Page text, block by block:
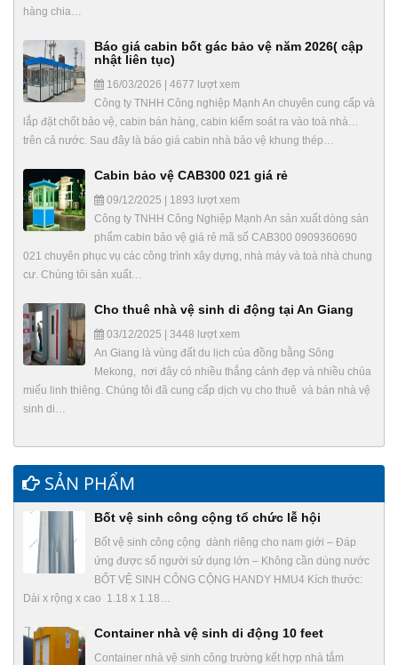
hàng chia…
Báo giá cabin bốt gác bảo vệ năm 2026( cập
nhật liên tục)
16/03/2026 | 4677 lượt xem
Công ty TNHH Công nghiệp Mạnh An chuyên cung cấp và
lắp đặt chốt bảo vệ, cabin bán hàng, cabin kiểm soát ra vào toà nhà…
trên cả nước. Sau đây là báo giá cabin nhà bảo vệ khung thép…
Cabin bảo vệ CAB300 021 giá rẻ
09/12/2025 | 1893 lượt xem
Công ty TNHH Công Nghiệp Mạnh An sản xuất dòng sản
phẩm cabin bảo vệ giá rẻ mã số CAB300 0909360690
021 chuyên phục vụ các công trình xây dựng, nhà máy và toà nhà chung
cư. Chúng tôi sản xuất…
Cho thuê nhà vệ sinh di động tại An Giang
03/12/2025 | 3448 lượt xem
An Giang là vùng đất du lịch của đồng bằng Sông
Mekong, nơi đây có nhiều thắng cảnh đẹp và nhiều chùa
miếu linh thiêng. Chúng tôi đã cung cấp dịch vụ cho thuê và bán nhà vệ
sinh di…
SẢN PHẨM
Bốt vệ sinh công cộng tổ chức lễ hội
Bốt vệ sinh công cộng dành riêng cho nam giới – Đáp
ứng được số người sử dụng lớn – Không cần dùng nước
BỐT VỆ SINH CÔNG CỘNG HANDY HMU4 Kích thước:
Dài x rộng x cao 1.18 x 1.18…
Container nhà vệ sinh di động 10 feet
Container nhà vệ sinh công trường kết hợp nhà tắm